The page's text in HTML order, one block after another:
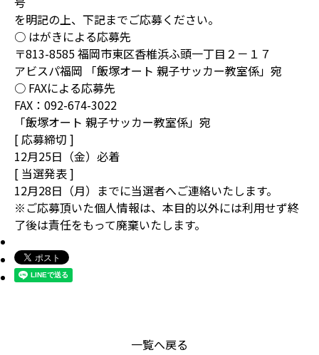
を明記の上、下記までご応募ください。
○ はがきによる応募先
〒813-8585 福岡市東区香椎浜ふ頭一丁目２－１７
アビスパ福岡 「飯塚オート 親子サッカー教室係」宛
○ FAXによる応募先
FAX：092-674-3022
「飯塚オート 親子サッカー教室係」宛
[ 応募締切 ]
12月25日（金）必着
[ 当選発表 ]
12月28日（月）までに当選者へご連絡いたします。
※ご応募頂いた個人情報は、本目的以外には利用せず終
了後は責任をもって廃棄いたします。
一覧へ戻る